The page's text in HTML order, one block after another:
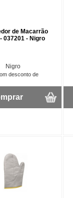
de Macarrão
037201 - Nigro
Nigro
desconto de